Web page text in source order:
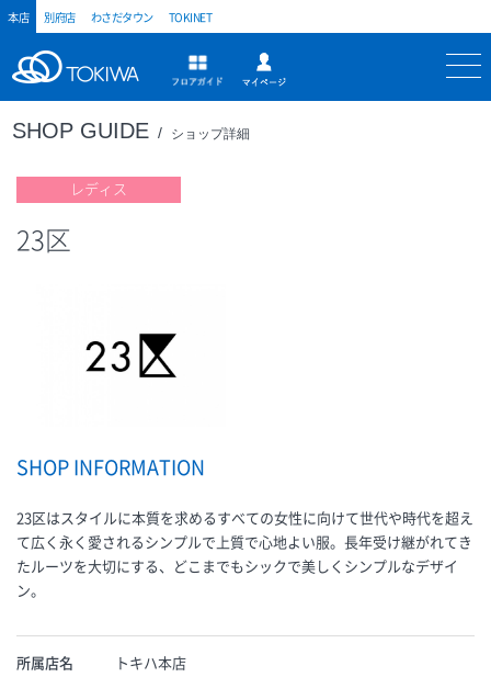
本店 別府店 わさだタウン TOKINET
トキハ フロアガイド
SHOP GUIDE ショップ詳細
23区
レディス
SHOP INFORMATION
23区はスタイルに本質を求めるすべての女性に向けて世代や時代を超え
て広く永く愛されるシンプルで上質で心地よい服。長年受け継がれてき
たルーツを大切にする、どこまでもシックで美しくシンプルなデザイ
ン。
所属店名 トキハ本店